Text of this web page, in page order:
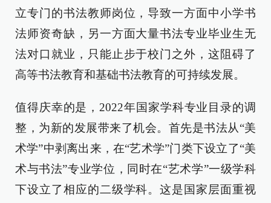
立专门的书法教师岗位，导致一方面中小学书
法师资奇缺，另一方面大量书法专业毕业生无
法对口就业，只能止步于校门之外，这阻碍了
高等书法教育和基础书法教育的可持续发展。
值得庆幸的是，2022年国家学科专业目录的调
整，为新的发展带来了机会。首先是书法从“美
术学”中剥离出来，在“艺术学”门类下设立了“美
术与书法”专业学位，同时在“艺术学”一级学科
下设立了相应的二级学科。这是国家层面重视